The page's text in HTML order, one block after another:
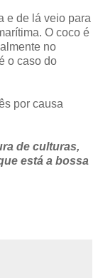
e de lá veio para
O coco é
no
o caso do
por causa
de culturas,